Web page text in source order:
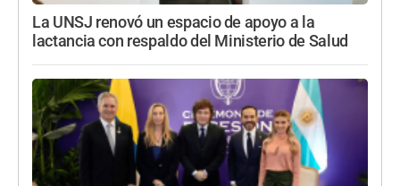
La UNSJ renovó un espacio de apoyo a la
lactancia con respaldo del Ministerio de Salud